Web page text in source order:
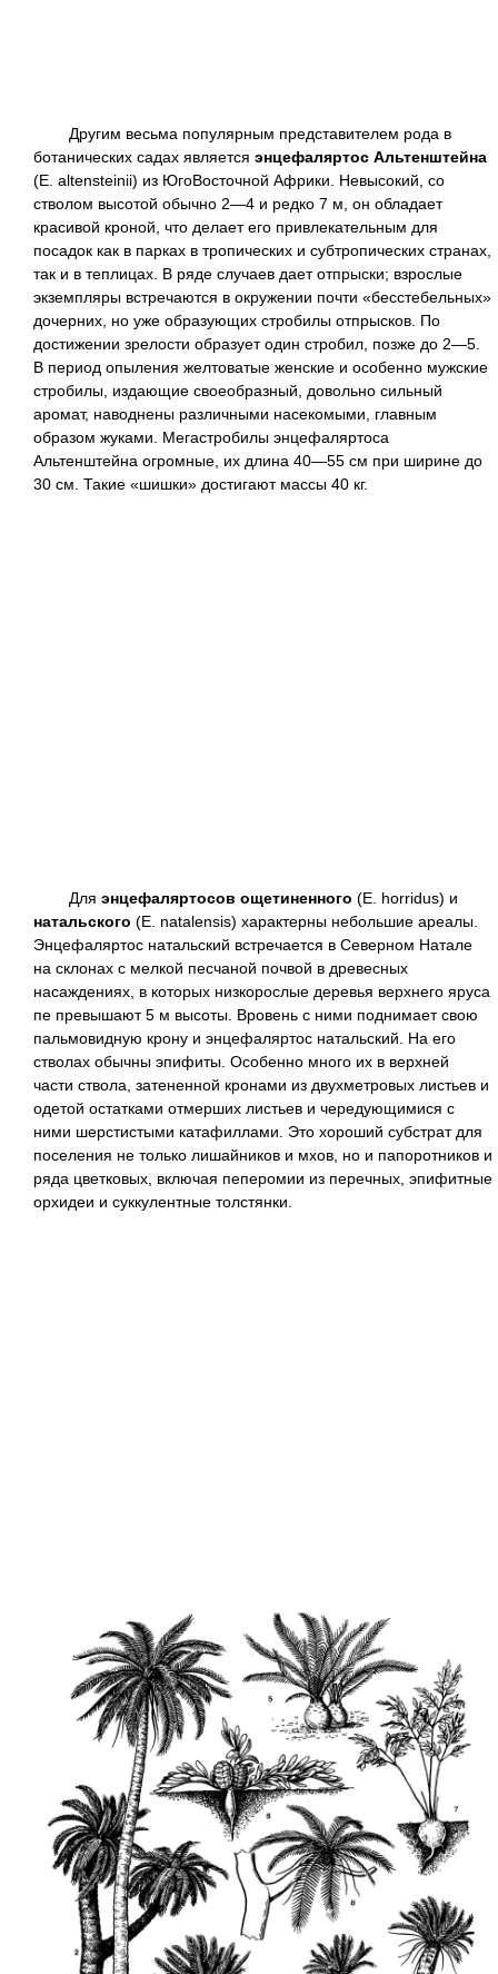
Другим весьма популярным представителем рода в
ботанических садах является энцефаляртос Альтенштейна
(Е. altensteinii) из ЮгоВосточной Африки. Невысокий, со
стволом высотой обычно 2—4 и редко 7 м, он обладает
красивой кроной, что делает его привлекательным для
посадок как в парках в тропических и субтропических странах,
так и в теплицах. В ряде случаев дает отпрыски; взрослые
экземпляры встречаются в окружении почти «бесстебельных»
дочерних, но уже образующих стробилы отпрысков. По
достижении зрелости образует один стробил, позже до 2—5.
В период опыления желтоватые женские и особенно мужские
стробилы, издающие своеобразный, довольно сильный
аромат, наводнены различными насекомыми, главным
образом жуками. Мегастробилы энцефаляртоса
Альтенштейна огромные, их длина 40—55 см при ширине до
30 см. Такие «шишки» достигают массы 40 кг.
Для энцефаляртосов ощетиненного (Е. horridus) и
натальского (Е. natalensis) характерны небольшие ареалы.
Энцефаляртос натальский встречается в Северном Натале
на склонах с мелкой песчаной почвой в древесных
насаждениях, в которых низкорослые деревья верхнего яруса
пе превышают 5 м высоты. Вровень с ними поднимает свою
пальмовидную крону и энцефаляртос натальский. На его
стволах обычны эпифиты. Особенно много их в верхней
части ствола, затененной кронами из двухметровых листьев и
одетой остатками отмерших листьев и чередующимися с
ними шерстистыми катафиллами. Это хороший субстрат для
поселения не только лишайников и мхов, но и папоротников и
ряда цветковых, включая пеперомии из перечных, эпифитные
орхидеи и суккулентные толстянки.